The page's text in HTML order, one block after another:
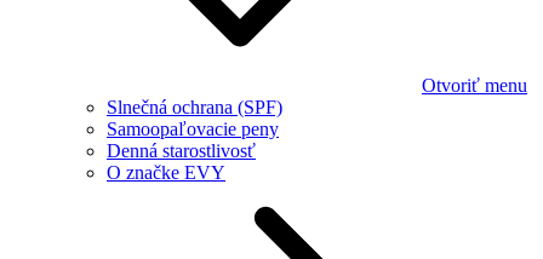
Otvoriť menu
Slnečná ochrana (SPF)
Samoopaľovacie peny
Denná starostlivosť
O značke EVY